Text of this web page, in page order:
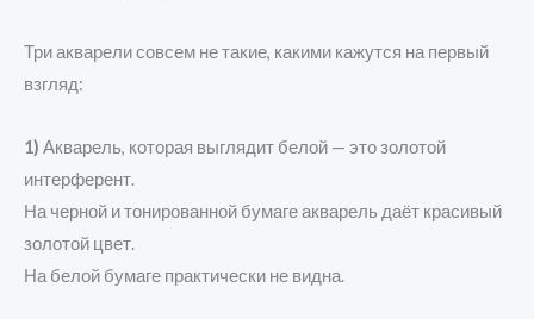
Три акварели совсем не такие, какими кажутся на первый
взгляд:
1) Акварель, которая выглядит белой — это золотой
интерферент.
На черной и тонированной бумаге акварель даёт красивый
золотой цвет.
На белой бумаге практически не видна.